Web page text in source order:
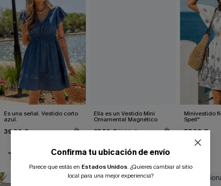
Es una señal. Vestido corto
azul.
39,00 €
Ella es un Vestido Mini
Ornamental Magnético
25,50 €31,90 €
Minivestido
Spell"
37,00 €
TAMBIÉN TE PUEDE GUSTAR
Confirma tu ubicación de envío
Parece que estás en Estados Unidos. ¿Quieres cambiar al sitio
local para una mejor experiencia?